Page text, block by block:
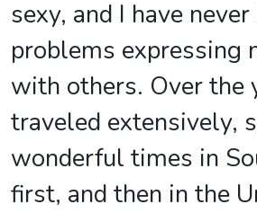
sexy, and I have never
problems expressing
with others. Over the
traveled extensively,
wonderful times in
first, and then in the